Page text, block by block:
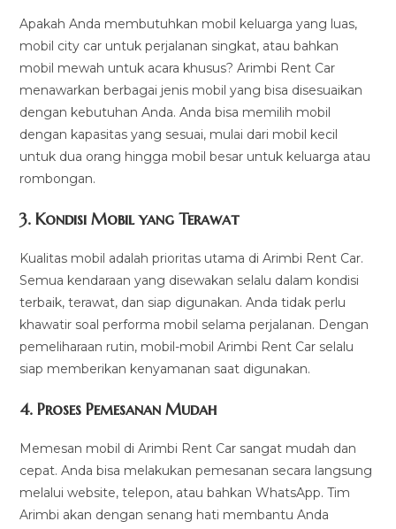
Apakah Anda membutuhkan mobil keluarga yang luas,
mobil city car untuk perjalanan singkat, atau bahkan
mobil mewah untuk acara khusus? Arimbi Rent Car
menawarkan berbagai jenis mobil yang bisa disesuaikan
dengan kebutuhan Anda. Anda bisa memilih mobil
dengan kapasitas yang sesuai, mulai dari mobil kecil
untuk dua orang hingga mobil besar untuk keluarga atau
rombongan.
3.Kondisi Mobil yang Terawat
Kualitas mobil adalah prioritas utama di Arimbi Rent Car.
Semua kendaraan yang disewakan selalu dalam kondisi
terbaik, terawat, dan siap digunakan. Anda tidak perlu
khawatir soal performa mobil selama perjalanan. Dengan
pemeliharaan rutin, mobil-mobil Arimbi Rent Car selalu
siap memberikan kenyamanan saat digunakan.
4.Proses Pemesanan Mudah
Memesan mobil di Arimbi Rent Car sangat mudah dan
cepat. Anda bisa melakukan pemesanan secara langsung
melalui website, telepon, atau bahkan WhatsApp. Tim
Arimbi akan dengan senang hati membantu Anda